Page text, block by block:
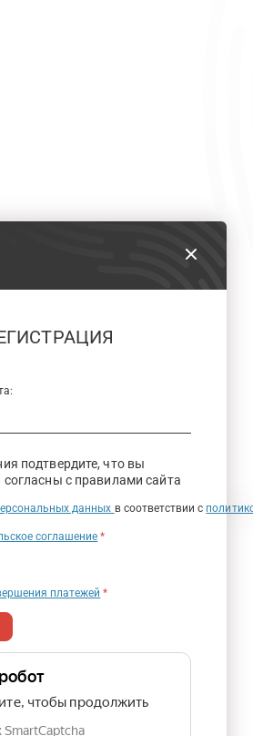
подтвердите, что вы
с правилами сайта
данных в соответствии с
соглашение *
платежей *